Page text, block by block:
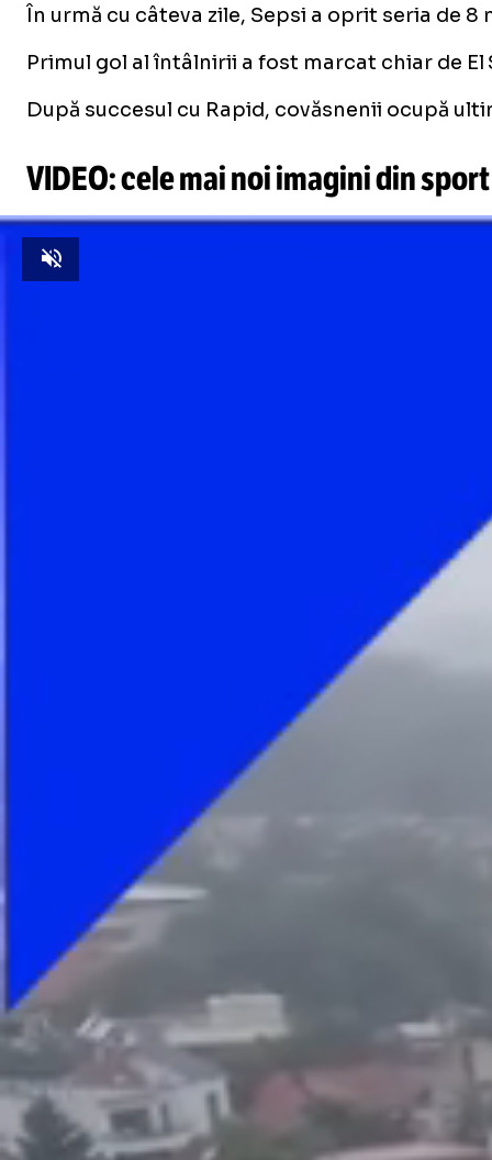
În urmă cu câteva zile, Sepsi a oprit seria de
Primul gol al întâlnirii a fost marcat chiar de
După succesul cu Rapid, covăsnenii ocupă
VIDEO: cele mai noi imagini din sport
Unmute